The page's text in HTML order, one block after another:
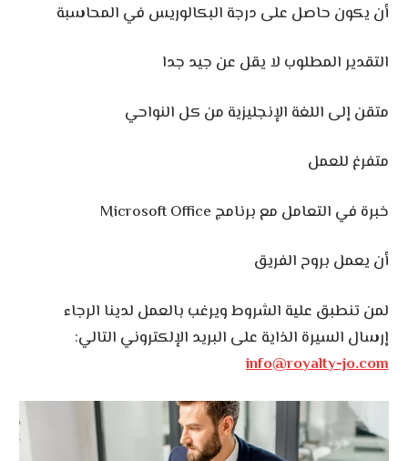
أن يكون حاصل على درجة البكالوريس في المحاسبة
التقدير المطلوب لا يقل عن جيد جدا
متقن إلى اللغة الإنجليزية من كل النواحي
متفرغ للعمل
خبرة في التعامل مع برنامج Microsoft Office
أن يعمل بروح الفريق
لمن تنطبق علية الشروط ويرغب بالعمل لدينا الرجاء
إرسال السيرة الذاية على البريد الإلكتروني التالي:
info@royalty-jo.com